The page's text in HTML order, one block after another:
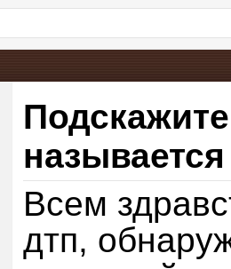
Всем
дтп,